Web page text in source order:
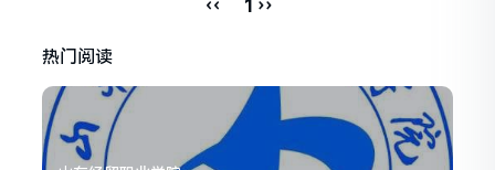
厌学本质：冰山下的暗...
‹‹ 1 ››
热门阅读